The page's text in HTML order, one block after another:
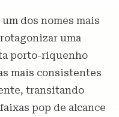
dos nomes mais
uma
porto-riquenho
mais consistentes
transitando
pop de alcance